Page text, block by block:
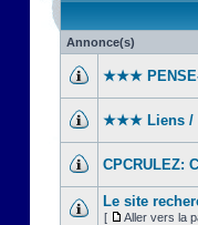
Annonce(s)
★★★
★★★ Liens /
CPCRULEZ:
Le site
[ Aller vers la